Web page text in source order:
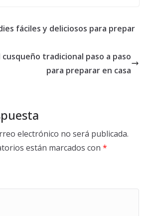
fáciles y deliciosos para prepar
tradicional paso a paso
para preparar en casa
electrónico no será publicada.
están marcados con *